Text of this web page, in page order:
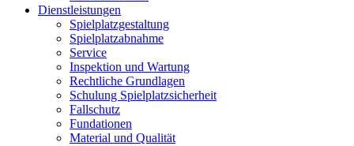
Dienstleistungen
Spielplatzgestaltung
Spielplatzabnahme
Service
Inspektion und Wartung
Rechtliche Grundlagen
Schulung Spielplatzsicherheit
Fallschutz
Fundationen
Material und Qualität